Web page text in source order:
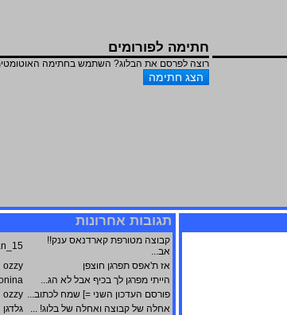
חתימה לפורומים
רוצה לפרסם את הבלוג? השתמש בחתימה האוטומטית
תגובות אחרונות
קבוצה מטורפת קארדנאס ענק!!
אב...
אז ת'אפס תפרגן חוצפן
ozzy
הייתי מפרגן לך בכיף אבל לא הג...
פורסם העדכון השני =] שמח לכתוב... ozzy
אחלה של קבוצה ואחלה של בלוג! ...
גלדגן